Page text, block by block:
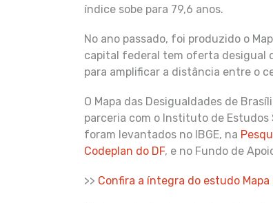
índice sobe para 79,6 anos.
No ano passado, foi produzido o
capital federal tem oferta desigual
para amplificar a distância entre o
O Mapa das Desigualdades de
parceria com o Instituto de Estudos
foram levantados no IBGE, na
Codeplan do DF, e no Fundo de
>> Confira a íntegra do estudo